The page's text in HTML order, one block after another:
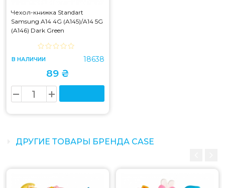
Чехол-книжка Standart
Samsung A14 4G (A145)/A14 5G
(A146) Dark Green
В НАЛИЧИИ 18638
89 ₴
ДРУГИЕ ТОВАРЫ БРЕНДА CASE